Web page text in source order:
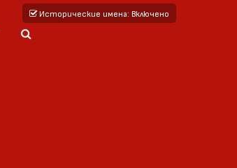
Исторические имена: Включено